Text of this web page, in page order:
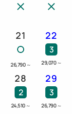
21
26,790 ～
22
3
29,070 ～
28
2
24,510 ～
29
3
26,790 ～